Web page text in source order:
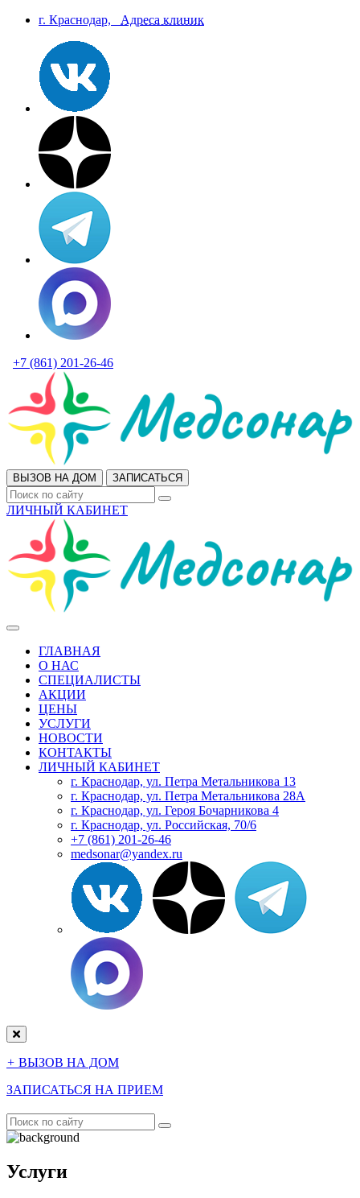
г. Краснодар, Aдреса клиник
+7 (861) 201-26-46
ВЫЗОВ НА ДОМ ЗАПИСАТЬСЯ
ЛИЧНЫЙ КАБИНЕТ
ГЛАВНАЯ
О НАС
СПЕЦИАЛИСТЫ
АКЦИИ
ЦЕНЫ
УСЛУГИ
НОВОСТИ
КОНТАКТЫ
ЛИЧНЫЙ КАБИНЕТ
г. Краснодар, ул. Петра Метальникова 13
г. Краснодар, ул. Петра Метальникова 28А
г. Краснодар, ул. Героя Бочарникова 4
г. Краснодар, ул. Российская, 70/6
+7 (861) 201-26-46
medsonar@yandex.ru
+ ВЫЗОВ НА ДОМ
ЗАПИСАТЬСЯ НА ПРИЕМ
Услуги